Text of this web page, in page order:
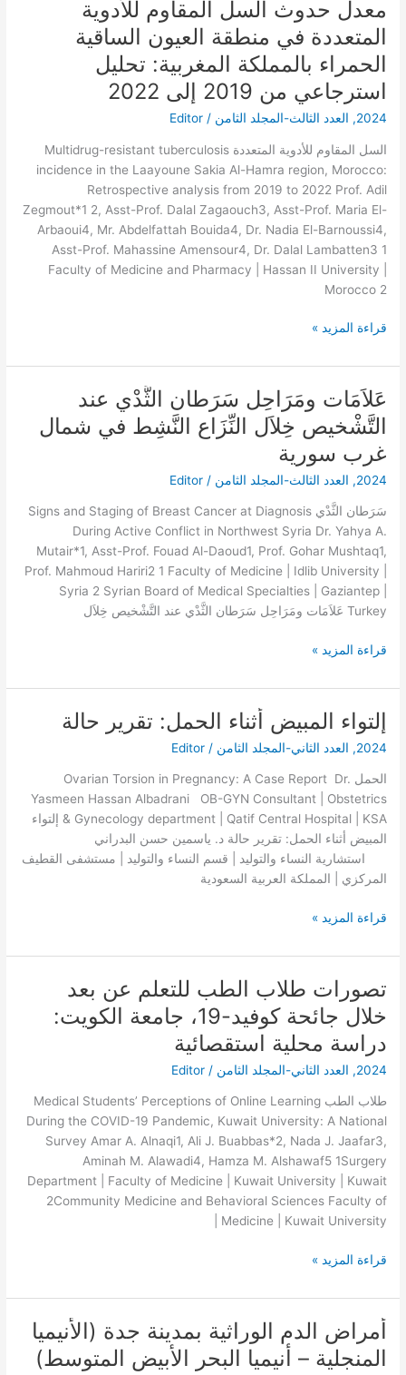
معدل حدوث السل المقاوم للأدوية
المتعددة في منطقة العيون الساقية
الحمراء بالمملكة المغربية: تحليل
استرجاعي من 2019 إلى 2022
2024
, العدد الثالث-المجلد الثامن /
Editor
السل المقاوم للأدوية المتعددة Multidrug-resistant tuberculosis
incidence in the Laayoune Sakia Al-Hamra region, Morocco:
Retrospective analysis from 2019 to 2022 Prof. Adil
Zegmout*1 2, Asst-Prof. Dalal Zagaouch3, Asst-Prof. Maria El-
Arbaoui4, Mr. Abdelfattah Bouida4, Dr. Nadia El-Barnoussi4,
Asst-Prof. Mahassine Amensour4, Dr. Dalal Lambatten3 1
Faculty of Medicine and Pharmacy | Hassan II University |
Morocco 2
معدل
حدوث
السل
المقاوم
للأدوية
المتعددة
في
منطقة
العيون
الساقية
الحمراء
بالمملكة
المغربية:
تحليل
استرجاعي
2019
2022
قراءة المزيد »
عَلاَمَات ومَرَاحِل سَرَطان الثَّدْي‎ عند
التَّشْخيص خِلاَل النِّزَاع النَّشِط في شمال
غرب سورية
2024
, العدد الثالث-المجلد الثامن /
Editor
سَرَطان الثَّدْي Signs and Staging of Breast Cancer at Diagnosis
During Active Conflict in Northwest Syria Dr. Yahya A.
Mutair*1, Asst-Prof. Fouad Al-Daoud1, Prof. Gohar Mushtaq1,
Prof. Mahmoud Hariri2 1 Faculty of Medicine | Idlib University |
Syria 2 Syrian Board of Medical Specialties | Gaziantep |
Turkey عَلاَمَات ومَرَاحِل سَرَطان الثَّدْي‎ عند التَّشْخيص خِلاَل
عَلاَمَات
ومَرَاحِل
سَرَطان
الثَّدْي‎
عند
خِلاَل
النِّزَاع
النَّشِط
في
شمال
غرب
قراءة المزيد »
إلتواء المبيض أثناء الحمل: تقرير حالة
2024
, العدد الثاني-المجلد الثامن /
Editor
الحمل Ovarian Torsion in Pregnancy: A Case Report Dr.
Yasmeen Hassan Albadrani OB-GYN Consultant | Obstetrics
& Gynecology department | Qatif Central Hospital | KSA إلتواء
المبيض أثناء الحمل: تقرير حالة د. ياسمين حسن البدراني
استشارية النساء والتوليد | قسم النساء والتوليد | مستشفى القطيف
المركزي | المملكة العربية السعودية
إلتواء
المبيض
أثناء
الحمل:
تقرير
حالة
قراءة المزيد »
تصورات طلاب الطب للتعلم عن بعد
خلال جائحة كوفيد-19، جامعة الكويت:
دراسة محلية استقصائية
2024
, العدد الثاني-المجلد الثامن /
Editor
طلاب الطب Medical Students’ Perceptions of Online Learning
During the COVID-19 Pandemic, Kuwait University: A National
Survey Amar A. Alnaqi1, Ali J. Buabbas*2, Nada J. Jaafar3,
Aminah M. Alawadi4, Hamza M. Alshawaf5 1Surgery
Department | Faculty of Medicine | Kuwait University | Kuwait
2Community Medicine and Behavioral Sciences Faculty of
Medicine | Kuwait University |
تصورات
طلاب
الطب
للتعلم
عن
خلال
جائحة
كوفيد-19،
جامعة
الكويت:
دراسة
محلية
قراءة المزيد »
أمراض الدم الوراثية بمدينة جدة (الأنيميا
المنجلية – أنيميا البحر الأبيض المتوسط)
أمراض
الدم
الوراثية